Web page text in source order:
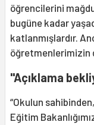
öğrencilerini
bugüne kadar
katlanmışlardır.
öğretmenlerimizin
"Açıklama
“Okulun
Eğitim